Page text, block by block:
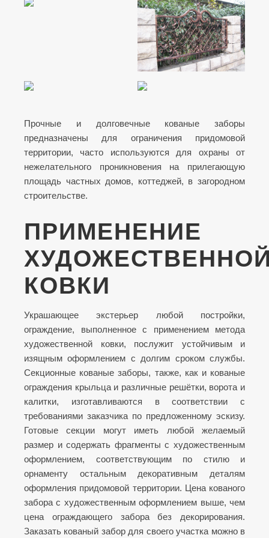
Прочные и долговечные кованые заборы
предназначены для ограничения придомовой
территории, часто используются для охраны от
нежелательного проникновения на прилегающую
площадь частных домов, коттеджей, в загородном
строительстве.
ПРИМЕНЕНИЕ
КОВКИ
Украшающее экстерьер любой постройки,
ограждение, выполненное с применением метода
художественной ковки, послужит устойчивым и
изящным оформлением с долгим сроком службы.
Секционные кованые заборы, также, как и кованые
ограждения крыльца и различные решётки, ворота и
калитки, изготавливаются в соответствии с
требованиями заказчика по предложенному эскизу.
Готовые секции могут иметь любой желаемый
размер и содержать фрагменты с художественным
оформлением, соответствующим по стилю и
орнаменту остальным декоративным деталям
оформления придомовой территории. Цена кованого
забора с художественным оформлением выше, чем
цена ограждающего забора без декорирования.
Заказать кованый забор для своего участка можно в